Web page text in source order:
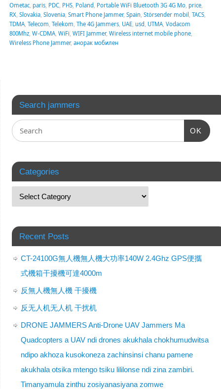
Ometac, paris, PDC, PHS, Poland Portable WiFi Bluetooth 3G 4G Mo, price,
RX, Slovakia, Slovenia, Smart Phone Jammer, Spain Störsender mobil TACS,
TDMA, Telecom Telekom The 4G Jammers, UAE, usd UTMA, Vodacom
800Mhz, W-CDMA, WiFi WIFI Jammer, Wireless internet mobile phone,
Wireless Phone Jammer, анорак мобилен
Search jammers
OK
Categories
Recent Posts
CT-24100G無人機無人機大功率140W 2.4Ghz GPS便攜
式機箱干擾機可達4000m
反無人機無人機 干擾機
反无人机无人机 干扰机
DRONE JAMMERS Anti-Drone UAV Jammers Ma
Quadcopters a UAV ndi drones akukhala chokhumudwitsa
ndipo akhoza kusokoneza zachinsinsi chanu pamene
akukhala otsika mtengo tsiku lililonse ndi zina zambiri.
Timanyamula zinthu zosiyanasiyana zomwe